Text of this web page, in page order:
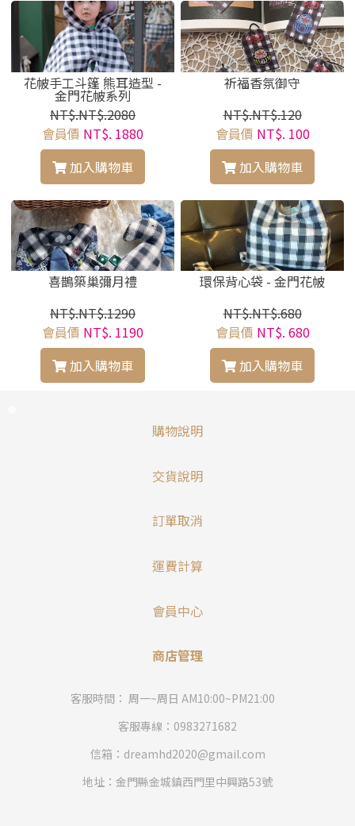
花帔手工斗篷 熊耳造型 -
金門花帔系列
NT$.NT$.2080
會員價 NT$. 1880
加入購物車
祈福香氛御守
NT$.NT$.120
會員價 NT$. 100
加入購物車
喜鵲築巢彌月禮
NT$.NT$.1290
會員價 NT$. 1190
加入購物車
環保背心袋 - 金門花帔
NT$.NT$.680
會員價 NT$. 680
加入購物車
購物說明
交貨說明
訂單取消
運費計算
會員中心
商店管理
客服時間： 周一~周日 AM10:00~PM21:00
客服專線：0983271682
信箱：dreamhd2020@gmail.com
地址：金門縣金城鎮西門里中興路53號